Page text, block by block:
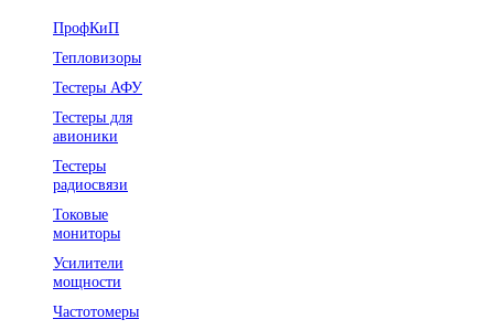
ПрофКиП
Тепловизоры
Тестеры АФУ
Тестеры для
авионики
Тестеры
радиосвязи
Токовые
мониторы
Усилители
мощности
Частотомеры